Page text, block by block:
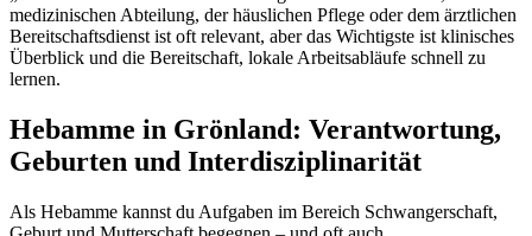
medizinischen Abteilung, der häuslichen Pflege oder dem ärztlichen
Bereitschaftsdienst ist oft relevant, aber das Wichtigste ist klinisches
Überblick und die Bereitschaft, lokale Arbeitsabläufe schnell zu
lernen.
Hebamme in Grönland: Verantwortung,
Geburten und Interdisziplinarität
Als Hebamme kannst du Aufgaben im Bereich Schwangerschaft,